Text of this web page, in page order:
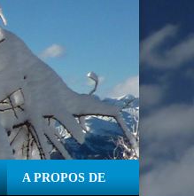
A PROPOS DE